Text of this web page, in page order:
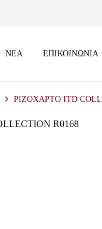
ΝΈΑ ΕΠΙΚΟΙΝΩΝΊΑ
ΡΙΖΟΧΑΡΤΟ ITD